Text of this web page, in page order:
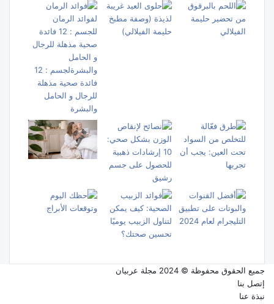
جميع الحقوق محفوظة © 2024 مجلة عربيان
إتصل بنا
نبذة عنا